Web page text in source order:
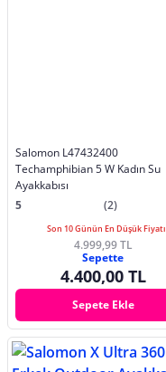
Salomon L47432400
Techamphibian 5 W Kadın Su
Ayakkabısı
5
(2)
Son 10 Günün En Düşük Fiyatı
4.999,99 TL
Sepette
4.400,00 TL
Sepete Ekle